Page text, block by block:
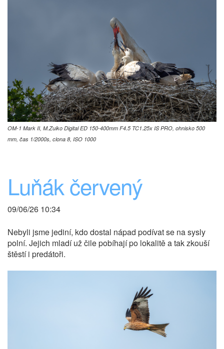
OM-1 Mark II, M.Zuiko Digital ED 150-400mm F4.5 TC1.25x IS PRO, ohnisko 500
mm, čas 1/2000s, clona 8, ISO 1000
Luňák červený
09/06/26 10:34
Nebyli jsme jediní, kdo dostal nápad podívat se na sysly
polní. Jejich mladí už čile pobíhají po lokalitě a tak zkouší
štěstí i predátoři.